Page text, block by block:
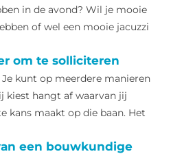
in de avond? Wil je mooie
of wel een mooie jacuzzi
om te solliciteren
Je kunt op meerdere manieren
kiest hangt af waarvan jij
kans maakt op die baan. Het
een bouwkundige